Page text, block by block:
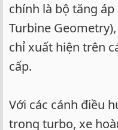
chính là bộ tăng
Turbine
chỉ xuất hiện trên
cấp.
Với các cánh điều
trong turbo, xe